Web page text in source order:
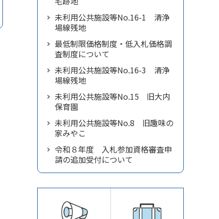
未利用公共施設等No.16-1 清浄
場線残地
最低制限価格制度・低入札価格調
査制度について
未利用公共施設等No.16-3 清浄
場線残地
未利用公共施設等No.15 旧大内
保育園
未利用公共施設等No.8 旧趣味の
家みやこ
令和８年度 入札参加資格審査申
請の追加受付について